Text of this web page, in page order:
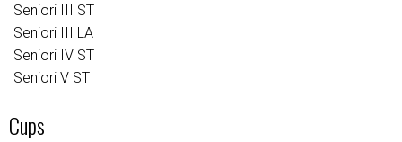
Seniori III ST
Seniori III LA
Seniori IV ST
Seniori V ST
Cups